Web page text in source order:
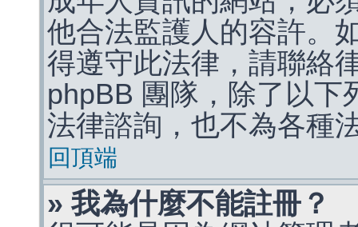
他合法監護人的容許。
得遵守此法律，請聯絡
phpBB 團隊，除了以下
法律諮詢，也不為各種
回頂端
» 我為什麼不能註冊？